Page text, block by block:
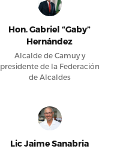
Hon. Gabriel “Gaby”
Hernández
Alcalde de Camuy y
presidente de la Federación
de Alcaldes
Lic Jaime Sanabria